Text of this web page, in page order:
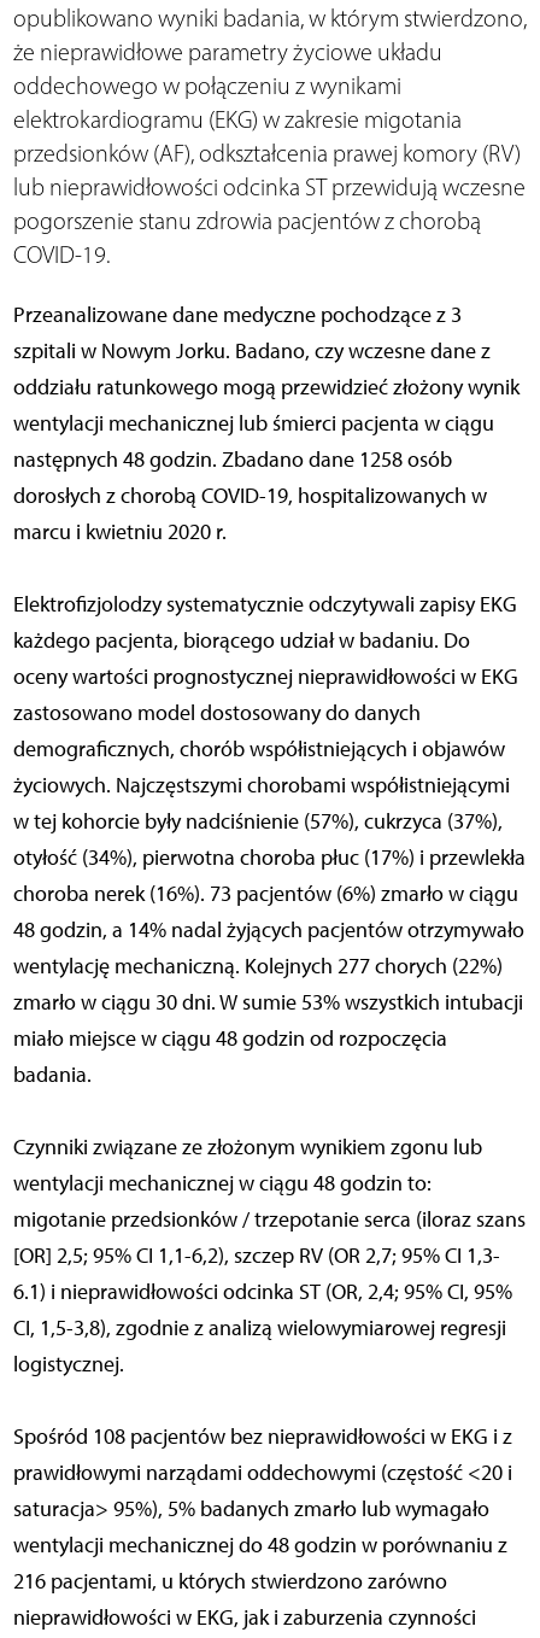
opublikowano wyniki badania, w którym stwierdzono,
że nieprawidłowe parametry życiowe układu
oddechowego w połączeniu z wynikami
elektrokardiogramu (EKG) w zakresie migotania
przedsionków (AF), odkształcenia prawej komory (RV)
lub nieprawidłowości odcinka ST przewidują wczesne
pogorszenie stanu zdrowia pacjentów z chorobą
COVID-19.
Przeanalizowane dane medyczne pochodzące z 3
szpitali w Nowym Jorku. Badano, czy wczesne dane z
oddziału ratunkowego mogą przewidzieć złożony wynik
wentylacji mechanicznej lub śmierci pacjenta w ciągu
następnych 48 godzin. Zbadano dane 1258 osób
dorosłych z chorobą COVID-19, hospitalizowanych w
marcu i kwietniu 2020 r.
Elektrofizjolodzy systematycznie odczytywali zapisy EKG
każdego pacjenta, biorącego udział w badaniu. Do
oceny wartości prognostycznej nieprawidłowości w EKG
zastosowano model dostosowany do danych
demograficznych, chorób współistniejących i objawów
życiowych. Najczęstszymi chorobami współistniejącymi
w tej kohorcie były nadciśnienie (57%), cukrzyca (37%),
otyłość (34%), pierwotna choroba płuc (17%) i przewlekła
choroba nerek (16%). 73 pacjentów (6%) zmarło w ciągu
48 godzin, a 14% nadal żyjących pacjentów otrzymywało
wentylację mechaniczną. Kolejnych 277 chorych (22%)
zmarło w ciągu 30 dni. W sumie 53% wszystkich intubacji
miało miejsce w ciągu 48 godzin od rozpoczęcia
badania.
Czynniki związane ze złożonym wynikiem zgonu lub
wentylacji mechanicznej w ciągu 48 godzin to:
migotanie przedsionków / trzepotanie serca (iloraz szans
[OR] 2,5; 95% CI 1,1-6,2), szczep RV (OR 2,7; 95% CI 1,3-
6.1) i nieprawidłowości odcinka ST (OR, 2,4; 95% CI, 95%
CI, 1,5-3,8), zgodnie z analizą wielowymiarowej regresji
logistycznej.
Spośród 108 pacjentów bez nieprawidłowości w EKG i z
prawidłowymi narządami oddechowymi (częstość <20 i
saturacja> 95%), 5% badanych zmarło lub wymagało
wentylacji mechanicznej do 48 godzin w porównaniu z
216 pacjentami, u których stwierdzono zarówno
nieprawidłowości w EKG, jak i zaburzenia czynności